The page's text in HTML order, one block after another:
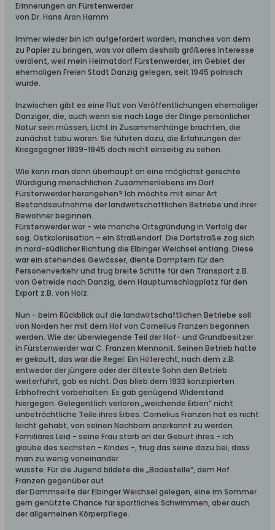
Erinnerungen an Fürstenwerder
von Dr. Hans Aron Hamm
Immer wieder bin ich aufgefordert worden, manches von dem
zu Papier zu bringen, was vor allem deshalb größeres Interesse
verdient, weil mein Heimatdorf Fürstenwerder, im Gebiet der
ehemaligen Freien Stadt Danzig gelegen, seit 1945 polnisch
wurde.
Inzwischen gibt es eine Flut von Veröffentlichungen ehemaliger
Danziger, die, auch wenn sie nach Lage der Dinge persönlicher
Natur sein müssen, Licht in Zusammenhänge brachten, die
zunächst tabu waren. Sie führten dazu, die Erfahrungen der
Kriegsgegner 1939-1945 doch recht einseitig zu sehen.
Wie kann man denn überhaupt an eine möglichst gerechte
Würdigung menschlichen Zusammenlebens im Dorf
Fürstenwerder herangehen? Ich möchte mit einer Art
Bestandsaufnahme der landwirtschaftlichen Betriebe und ihrer
Bewohner beginnen.
Fürstenwerder war - wie manche Ortsgründung in Verfolg der
sog. Ostkolonisation – ein Straßendorf. Die Dorfstraße zog sich
in nord-südlicher Richtung die Elbinger Weichsel entlang. Diese
war ein stehendes Gewässer, diente Dampfern für den
Personenverkehr und trug breite Schiffe für den Transport z.B.
von Getreide nach Danzig, dem Hauptumschlagplatz für den
Export z.B. von Holz.
Nun - beim Rückblick auf die landwirtschaftlichen Betriebe soll
von Norden her mit dem Hof von Cornelius Franzen begonnen
werden. Wie der überwiegende Teil der Hof- und Grundbesitzer
in Fürstenwerder war C. Franzen Mennonit. Seinen Betrieb hatte
er gekauft, das war die Regel. Ein Höferecht, nach dem z.B.
entweder der jüngere oder der älteste Sohn den Betrieb
weiterführt, gab es nicht. Das blieb dem 1933 konzipierten
Erbhofrecht vorbehalten. Es gab genügend Widerstand
hiergegen. Gelegentlich verloren „weichende Erben“ nicht
unbeträchtliche Teile ihres Erbes. Cornelius Franzen hat es nicht
leicht gehabt, von seinen Nachbarn anerkannt zu werden.
Familiäres Leid - seine Frau starb an der Geburt ihres - ich
glaube des sechsten - Kindes -, trug das seine dazu bei, dass
man zu wenig voneinander
wusste. Für die Jugend bildete die „Badestelle“, dem Hof
Franzen gegenüber auf
der Dammseite der Elbinger Weichsel gelegen, eine im Sommer
gern genützte Chance für sportliches Schwimmen, aber auch
der allgemeinen Körperpflege.